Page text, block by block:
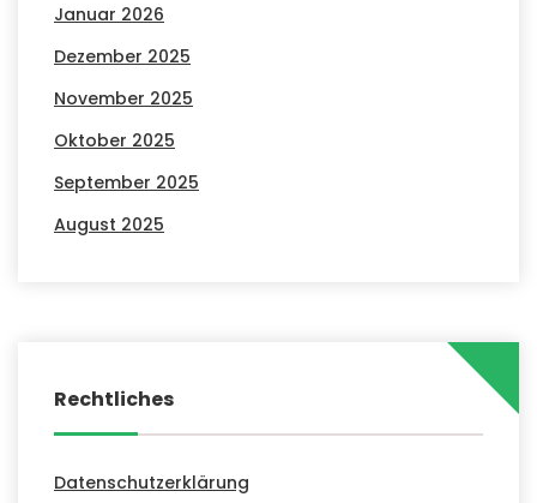
Januar 2026
Dezember 2025
November 2025
Oktober 2025
September 2025
August 2025
Rechtliches
Datenschutzerklärung